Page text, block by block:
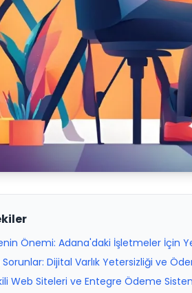
Önemi: Adana'daki İşletmeler İçin
Sorunlar: Dijital Varlık Yetersizliği ve
Web Siteleri ve Entegre Ödeme